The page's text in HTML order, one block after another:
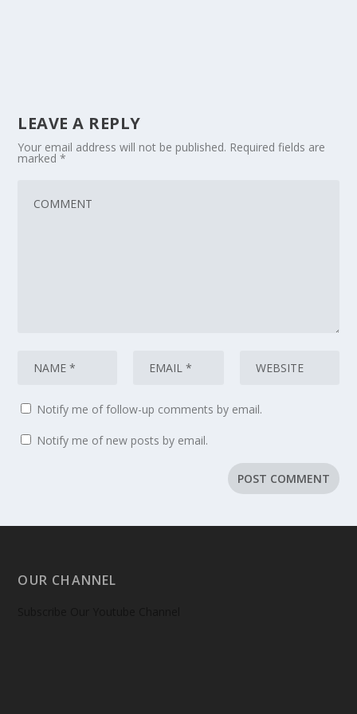
LEAVE A REPLY
Your email address will not be published. Required fields are
marked*
Notify me of follow-up comments by email.
Notify me of new posts by email.
OUR CHANNEL